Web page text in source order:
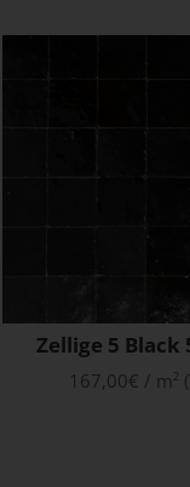
Zellige 5 Black
167,00€ / m²